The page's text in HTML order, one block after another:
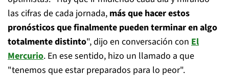
las cifras de cada jornada, más que hacer estos
pronósticos que finalmente pueden terminar en algo
totalmente distinto", dijo en conversación con El
Mercurio. En ese sentido, hizo un llamado a que
"tenemos que estar preparados para lo peor".